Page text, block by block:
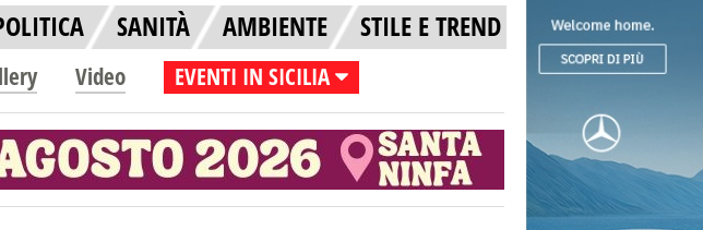
SANITÀ AMBIENTE STILE E TREND
Video EVENTI IN SICILIA